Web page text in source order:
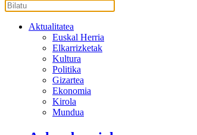
Aktualitatea
Euskal Herria
Elkarrizketak
Kultura
Politika
Gizartea
Ekonomia
Kirola
Mundua